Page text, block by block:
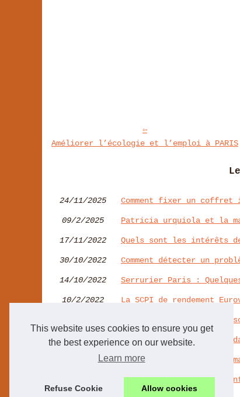
This website uses cookies to ensure you get
the best experience on our website.
Learn more
Refuse Cookie Allow cookies
Améliorer l’écologie et l’emploi à PARIS
24/11/2025 Comment fixer un
09/2/2025 Patricia urquiola et la
17/11/2022 Quels sont les intérêts
30/10/2022 Comment détecter un
14/10/2022 Serrurier Paris :
10/2/2022 La SCPI de rendement
Pourquoi choisir une
20/12/2021 Comment louer un bureau
11/12/2021 L'immobilier et les
Booster son